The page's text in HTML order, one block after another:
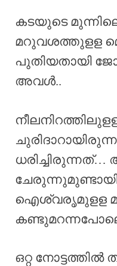
കടയുടെ
മറുവശത്തുളള
പുതിയതായി
അവൾ..
ഐശ്വരൃമുളള
ഒറ്റ നോട്ടത്തിൽ